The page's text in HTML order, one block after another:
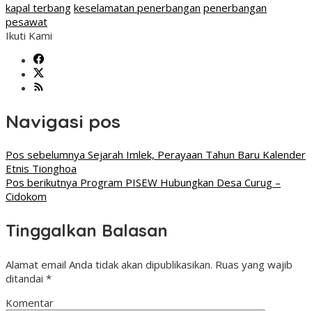
kapal terbang keselamatan penerbangan penerbangan
pesawat
Ikuti Kami
Navigasi pos
Pos sebelumnya Sejarah Imlek, Perayaan Tahun Baru Kalender
Etnis Tionghoa
Pos berikutnya Program PISEW Hubungkan Desa Curug –
Cidokom
Tinggalkan Balasan
Alamat email Anda tidak akan dipublikasikan. Ruas yang wajib
ditandai *
Komentar